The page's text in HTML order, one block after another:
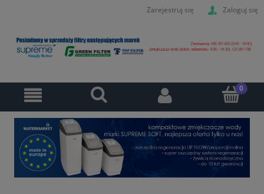
Zarejestruj się Zaloguj się